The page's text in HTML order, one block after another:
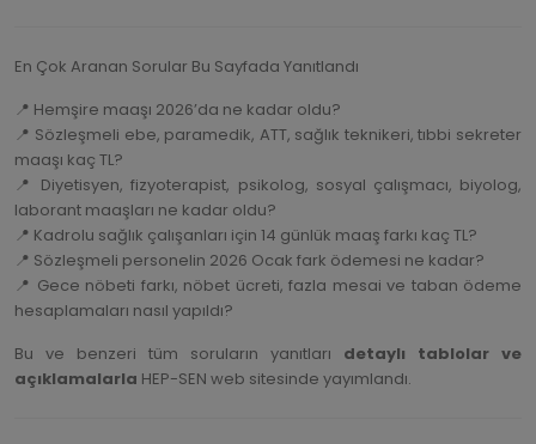
En Çok Aranan Sorular Bu Sayfada Yanıtlandı
📍 Hemşire maaşı 2026’da ne kadar oldu?
📍 Sözleşmeli ebe, paramedik, ATT, sağlık teknikeri, tıbbi sekreter
maaşı kaç TL?
📍 Diyetisyen, fizyoterapist, psikolog, sosyal çalışmacı, biyolog,
laborant maaşları ne kadar oldu?
📍 Kadrolu sağlık çalışanları için 14 günlük maaş farkı kaç TL?
📍 Sözleşmeli personelin 2026 Ocak fark ödemesi ne kadar?
📍 Gece nöbeti farkı, nöbet ücreti, fazla mesai ve taban ödeme
hesaplamaları nasıl yapıldı?
Bu ve benzeri tüm soruların yanıtları detaylı tablolar ve
açıklamalarla HEP-SEN web sitesinde yayımlandı.